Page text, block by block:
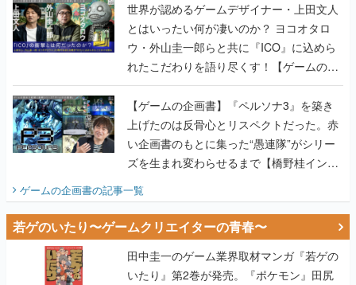
世界が認めるゲームデザイナー・上田文人
とはいったい何が凄いのか？ ヨコオタロ
ウ・外山圭一郎らと共に『ICO』に込めら
れたこだわりを語り尽くす！【ゲームの企
画書】
【ゲームの企画書】『ペルソナ3』を築き
上げたのは反骨心とリスペクトだった。赤
い企画書のもとに集った“愚連隊”がシリー
ズを生まれ変わらせるまで【橋野桂インタ
ビュー】
ゲームの企画書の記事一覧
若ゲのいたり〜ゲームクリエイターの青春〜
田中圭一のゲーム業界取材マンガ『若ゲの
いたり』第2巻が発売。『ポケモン』田尻